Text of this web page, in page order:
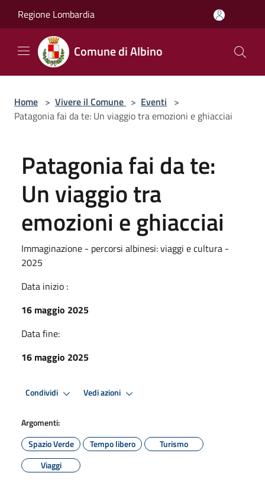
Regione Lombardia
Comune di Albino
Home > Vivere il Comune > Eventi >
Patagonia fai da te: Un viaggio tra emozioni e ghiacciai
Patagonia fai da te:
Un viaggio tra
emozioni e ghiacciai
Immaginazione - percorsi albinesi: viaggi e cultura -
2025
Data inizio :
16 maggio 2025
Data fine:
16 maggio 2025
Condividi Vedi azioni
Argomenti:
Spazio Verde
Tempo libero
Turismo
Viaggi